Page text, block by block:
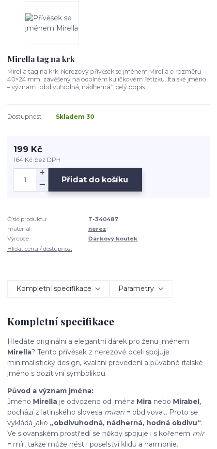
Mirella tag na krk
Mirella tag na krk. Nerezový přívěsek se jménem Mirella o rozměru
40×24 mm, zavěšený na odolném kuličkovém řetízku. Italské jméno
– význam „obdivuhodná, nádherná“. celý popis
Dostupnost Skladem 30
199 Kč
164 Kč bez DPH
Přidat do košíku
Číslo produktu:
T-340487
materiál:
nerez
Výrobce:
Dárkový koutek
Hlídat cenu / dostupnost
Kompletní specifikace Parametry
Kompletní specifikace
Hledáte originální a elegantní dárek pro ženu jménem
Mirella? Tento přívěsek z nerezové oceli spojuje
minimalistický design, kvalitní provedení a půvabné italské
jméno s pozitivní symbolikou.
Původ a význam jména:
Jméno Mirella je odvozeno od jména Mira nebo Mirabel,
pochází z latinského slovesa mirari= obdivovat. Proto se
vykládá jako „obdivuhodná, nádherná, hodná obdivu“.
Ve slovanském prostředí se někdy spojuje i s kořenem mir
= mír, takže může nést i poselství klidu a harmonie.